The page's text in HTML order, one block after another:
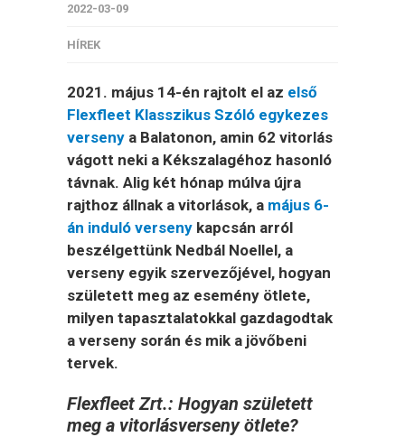
2022-03-09
HÍREK
2021. május 14-én rajtolt el az első
Flexfleet Klasszikus Szóló egykezes
verseny a Balatonon, amin 62 vitorlás
vágott neki a Kékszalagéhoz hasonló
távnak. Alig két hónap múlva újra
rajthoz állnak a vitorlások, a május 6-
án induló verseny kapcsán arról
beszélgettünk Nedbál Noellel, a
verseny egyik szervezőjével, hogyan
született meg az esemény ötlete,
milyen tapasztalatokkal gazdagodtak
a verseny során és mik a jövőbeni
tervek.
Flexfleet Zrt.: Hogyan született
meg a vitorlásverseny ötlete?